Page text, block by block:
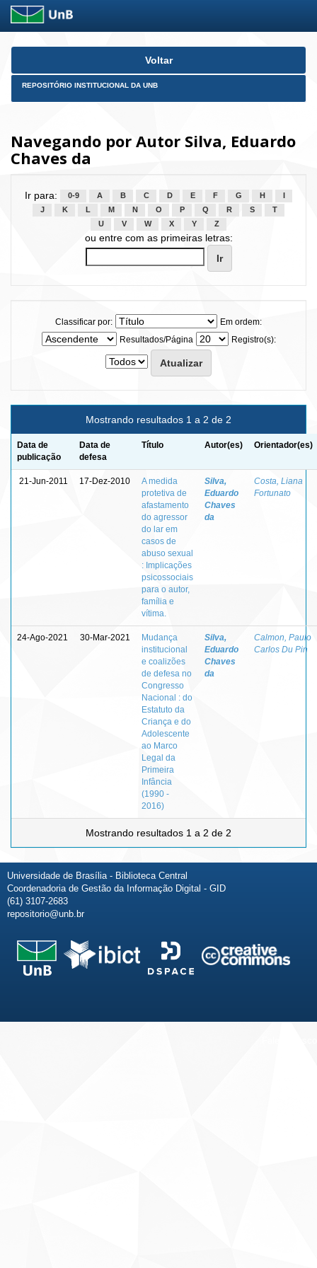
Skip
Voltar
REPOSITÓRIO INSTITUCIONAL DA UNB
Navegando por Autor Silva, Eduardo
Chaves da
Ir para: 0-9 A B C D E F G H
J
K L M N O P Q R S
T
U
V W X Y Z
ou entre com as primeiras letras:
Classificar por:
Em ordem:
Resultados/Página
Registro(s):
Mostrando resultados 1 a 2 de 2
Data de
publicação
Data de
defesa
Título Autor(es) Orientador(es)
21-Jun-2011 17-Dez-2010
A medida
protetiva de
afastamento
do agressor
do lar em
casos de
abuso sexual
: Implicações
psicossociais
para o autor,
família e
vítima.
Silva,
Eduardo
Chaves
da
Costa, Liana
Fortunato
24-Ago-2021 30-Mar-2021
Mudança
institucional
e coalizões
de defesa no
Congresso
Nacional : do
Estatuto da
Criança e do
Adolescente
ao Marco
Legal da
Primeira
Infância
(1990 -
2016)
Silva,
Eduardo
Chaves
da
Calmon, Paulo
Carlos Du Pin
Mostrando resultados 1 a 2 de 2
Universidade de Brasília - Biblioteca Central
Coordenadoria de Gestão da Informação Digital - GID
(61) 3107-2683
repositorio@unb.br